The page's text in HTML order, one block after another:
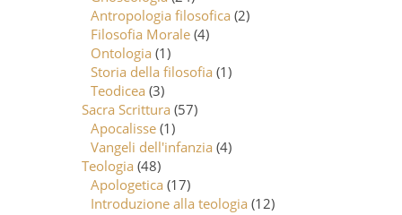
Antropologia filosofica (2)
Filosofia Morale (4)
Ontologia (1)
Storia della filosofia (1)
Teodicea (3)
Sacra Scrittura (57)
Apocalisse (1)
Vangeli dell'infanzia (4)
Teologia (48)
Apologetica (17)
Introduzione alla teologia (12)